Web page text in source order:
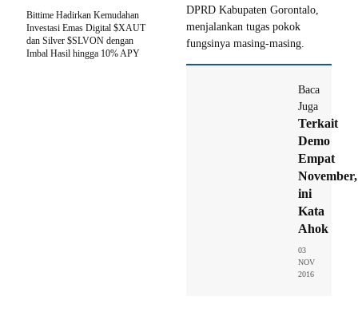
DPRD Kabupaten Gorontalo,
menjalankan tugas pokok
fungsinya masing-masing.
Baca
Juga
Terkait
Demo
Empat
November,
ini
Kata
Ahok
03
NOV
2016
Bittime Hadirkan Kemudahan
Investasi Emas Digital $XAUT
dan Silver $SLVON dengan
Imbal Hasil hingga 10% APY